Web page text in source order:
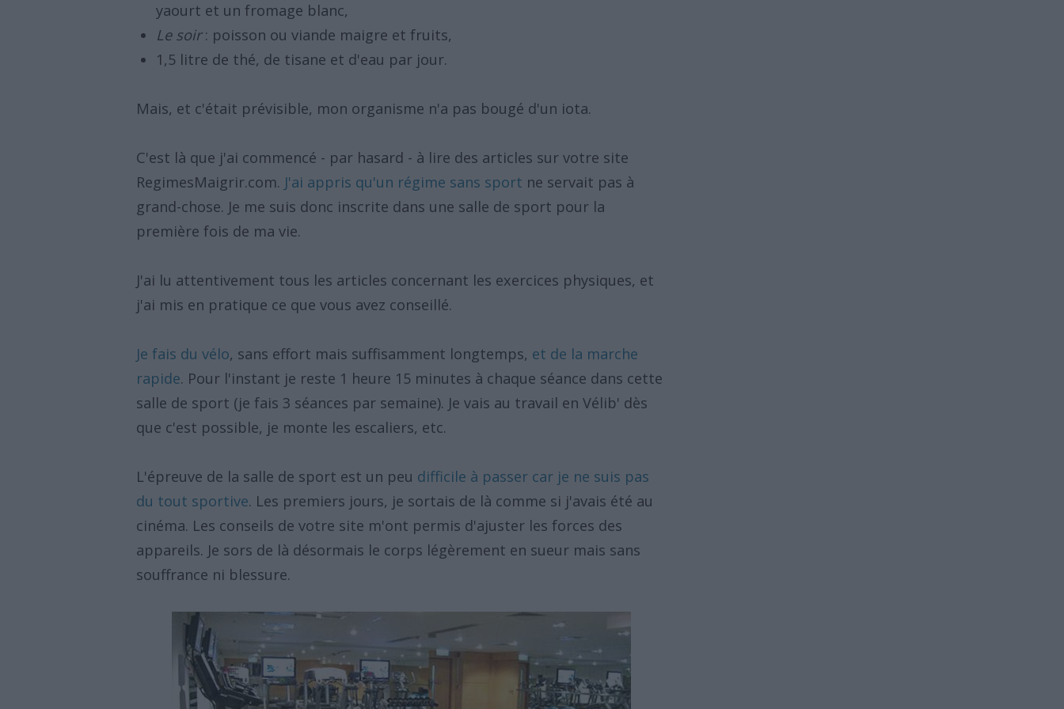
yaourt et un fromage blanc,
Le soir: poisson ou viande maigre et fruits,
1,5 litre de thé, de tisane et d'eau par jour.
Mais, et c'était prévisible, mon organisme n'a pas bougé d'un iota.
C'est là que j'ai commencé - par hasard - à lire des articles sur votre site
RegimesMaigrir.com. J'ai appris qu'un régime sans sport ne servait pas à
grand-chose. Je me suis donc inscrite dans une salle de sport pour la
première fois de ma vie.
J'ai lu attentivement tous les articles concernant les exercices physiques, et
j'ai mis en pratique ce que vous avez conseillé.
Je fais du vélo, sans effort mais suffisamment longtemps, et de la marche
rapide. Pour l'instant je reste 1 heure 15 minutes à chaque séance dans cette
salle de sport (je fais 3 séances par semaine). Je vais au travail en Vélib' dès
que c'est possible, je monte les escaliers, etc.
L'épreuve de la salle de sport est un peu difficile à passer car je ne suis pas
du tout sportive. Les premiers jours, je sortais de là comme si j'avais été au
cinéma. Les conseils de votre site m'ont permis d'ajuster les forces des
appareils. Je sors de là désormais le corps légèrement en sueur mais sans
souffrance ni blessure.